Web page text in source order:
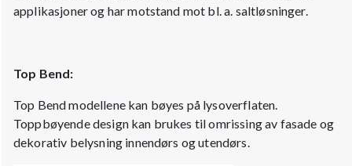
applikasjoner og har motstand mot bl. a. saltløsninger.
Top Bend:
Top Bend modellene kan bøyes på lysoverflaten.
Toppbøyende design kan brukes til omrissing av fasade og
dekorativ belysning innendørs og utendørs.